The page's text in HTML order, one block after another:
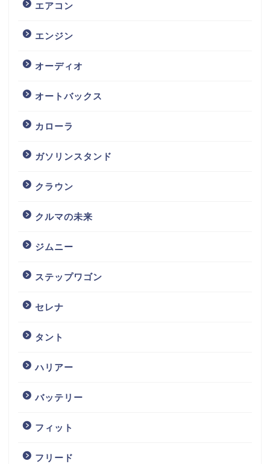
エアコン
エンジン
オーディオ
オートバックス
カローラ
ガソリンスタンド
クラウン
クルマの未来
ジムニー
ステップワゴン
セレナ
タント
ハリアー
バッテリー
フィット
フリード